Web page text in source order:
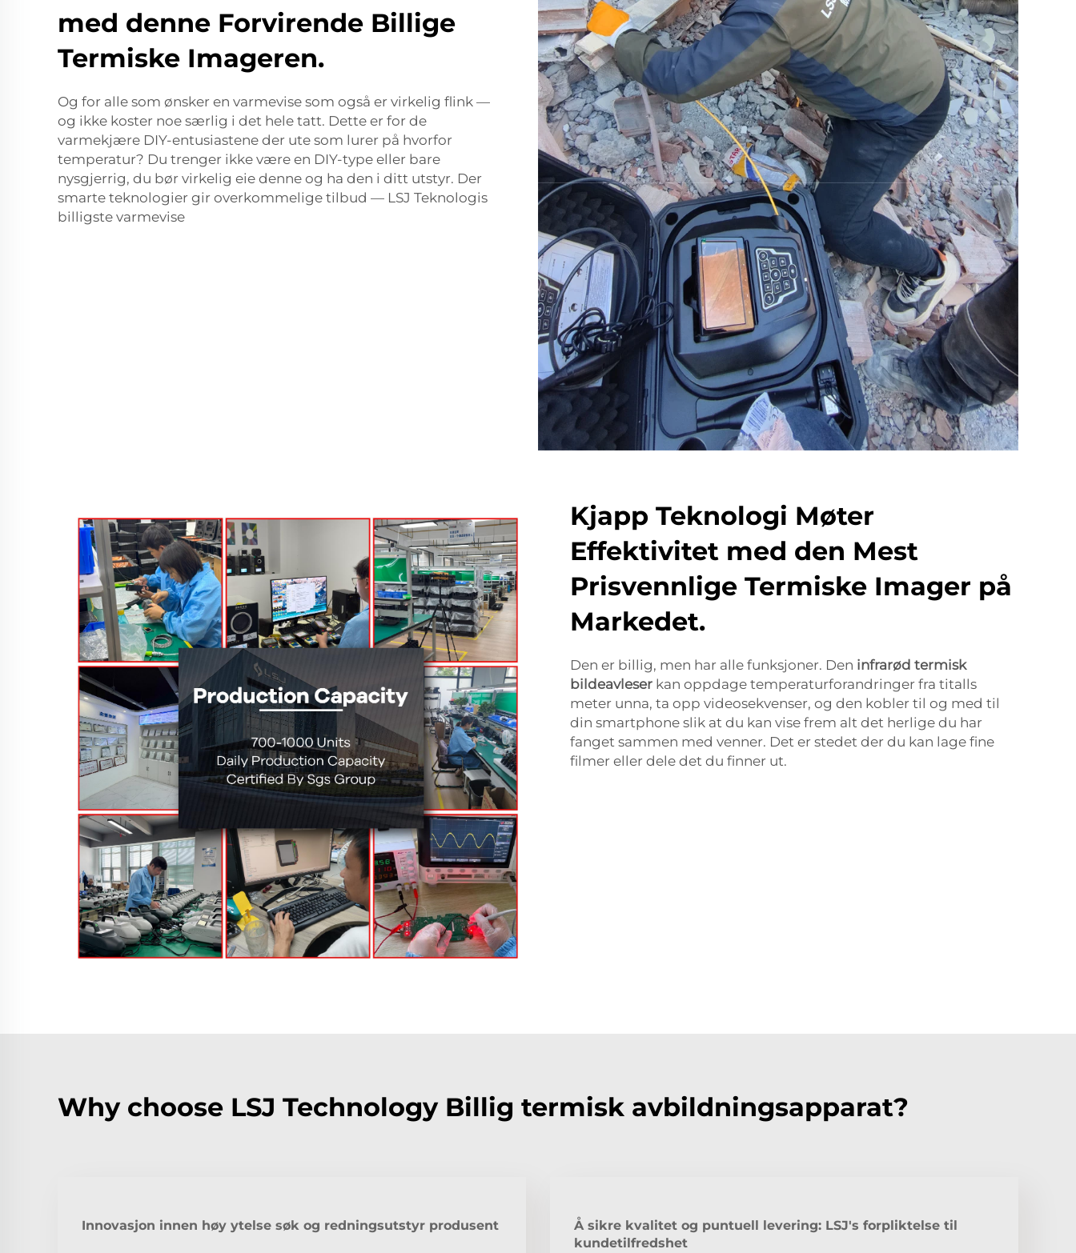
med denne Forvirende Billige
Termiske Imageren.
Og for alle som ønsker en varmevise som også er virkelig flink —
og ikke koster noe særlig i det hele tatt. Dette er for de
varmekjære DIY-entusiastene der ute som lurer på hvorfor
temperatur? Du trenger ikke være en DIY-type eller bare
nysgjerrig, du bør virkelig eie denne og ha den i ditt utstyr. Der
smarte teknologier gir overkommelige tilbud — LSJ Teknologis
billigste varmevise
Kjapp Teknologi Møter
Effektivitet med den Mest
Prisvennlige Termiske Imager på
Markedet.
Den er billig, men har alle funksjoner. Den infrarød termisk
bildeavleser kan oppdage temperaturforandringer fra titalls
meter unna, ta opp videosekvenser, og den kobler til og med til
din smartphone slik at du kan vise frem alt det herlige du har
fanget sammen med venner. Det er stedet der du kan lage fine
filmer eller dele det du finner ut.
Why choose LSJ Technology Billig termisk avbildningsapparat?
Innovasjon innen høy ytelse søk og redningsutstyr produsent
Å sikre kvalitet og puntuell levering: LSJ's forpliktelse til
kundetilfredshet